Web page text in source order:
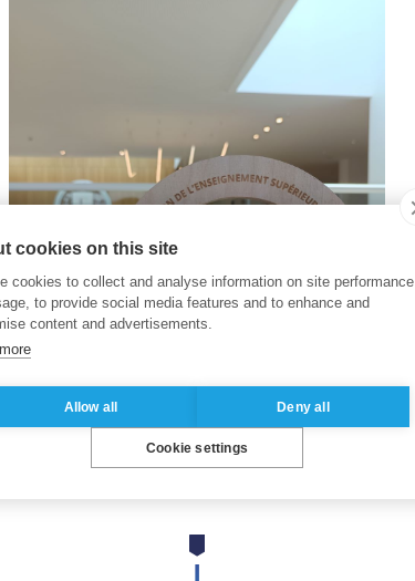
cookies on this site
cookies to collect and analyse information on site performance
to provide social media features and to enhance and
content and advertisements.
Allow all Deny all
Cookie settings